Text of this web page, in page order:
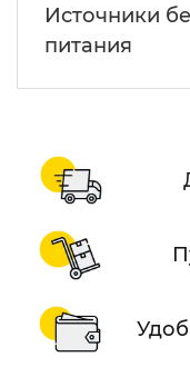
Источники
питания